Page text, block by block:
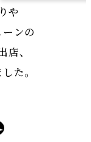
や
ンの
、
た。